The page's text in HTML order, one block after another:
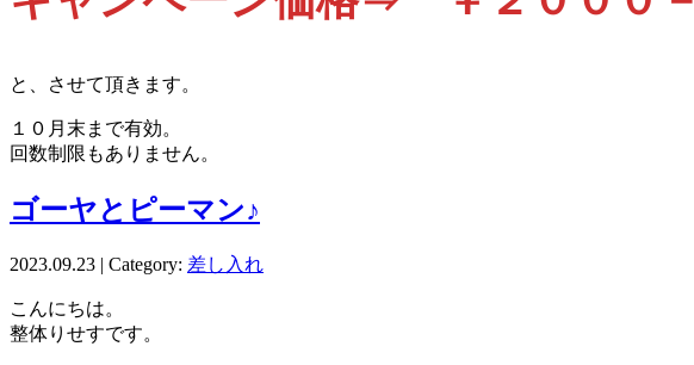
と、させて頂きます。
１０月末まで有効。
回数制限もありません。
ゴーヤとピーマン♪
2023.09.23 | Category: 差し入れ
こんにちは。
整体りせすです。